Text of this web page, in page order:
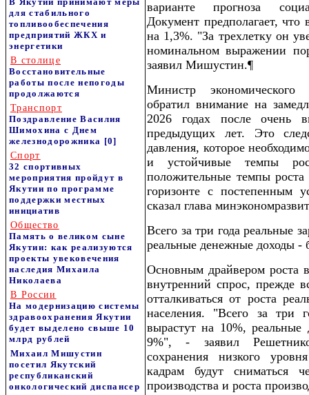
для стабильного
топливообеспечения
предприятий ЖКХ и
энергетики
В столице
Восстановительные
работы после непогоды
продолжаются
Транспорт
Поздравление Василия
Шимохина с Днем
железнодорожника [0]
Спорт
32 спортивных
мероприятия пройдут в
Якутии по программе
поддержки местных
инициатив
Общество
Память о великом сыне
Якутии: как реализуются
проекты увековечения
наследия Михаила
Николаева
В России
На модернизацию системы
здравоохранения Якутии
будет выделено свыше 10
млрд рублей
Михаил Мишустин
посетил Якутский
республиканский
онкологический диспансер
варианте прогноза
Документ предполагает,
на 1,3%. "За трехлетку он
номинальном выражении
заявил Мишустин.¶
Министр
обратил внимание на
2026 годах после очень
предыдущих лет. Это
давления, которое
и устойчивые темпы
положительные темпы
горизонте с постепенным
сказал глава
Всего за три года реальные
реальные денежные доходы -
Основным драйвером роста
внутренний спрос, прежде
отталкиваться от роста
населения. "Всего за три
вырастут на 10%,
9%", - заявил
сохранения низкого
кадрам будут сниматься
производства и роста